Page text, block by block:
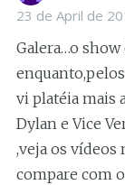
23 de April de
Galera…o
vi platéia mais
Dylan e Vice
,veja os vídeos
compare com